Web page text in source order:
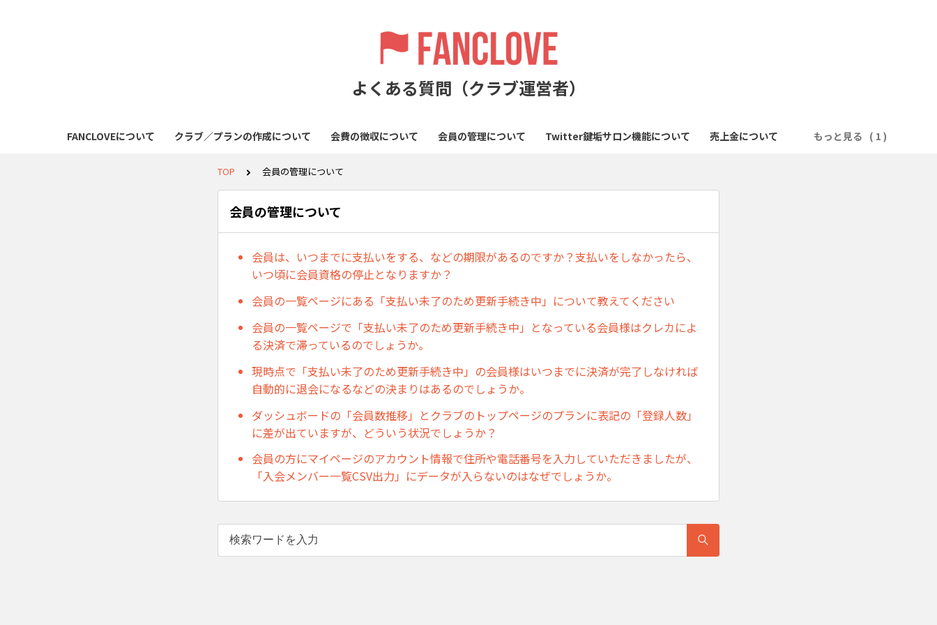
よくある質問（クラブ運営者）
FANCLOVEについて クラブ／プランの作成について 会費の徴収について 会員の管理について Twitter鍵垢サロン機能について 売上金について もっと見る
TOP 会員の管理について
会員の管理について
会員は、いつまでに支払いをする、などの期限があるのですか？支払いをしなかったら、
いつ頃に会員資格の停止となりますか？
会員の一覧ページにある「支払い未了のため更新手続き中」について教えてください
会員の一覧ページで「支払い未了のため更新手続き中」となっている会員様はクレカによ
る決済で滞っているのでしょうか。
現時点で「支払い未了のため更新手続き中」の会員様はいつまでに決済が完了しなければ
自動的に退会になるなどの決まりはあるのでしょうか。
ダッシュボードの「会員数推移」とクラブのトップページのプランに表記の「登録人数」
に差が出ていますが、どういう状況でしょうか？
会員の方にマイページのアカウント情報で住所や電話番号を入力していただきましたが、
「入会メンバー一覧CSV出力」にデータが入らないのはなぜでしょうか。